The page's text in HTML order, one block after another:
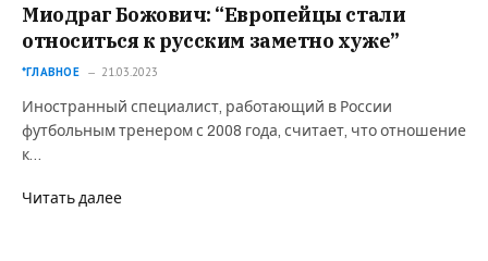
Миодраг Божович: “Европейцы стали
относиться к русским заметно хуже”
*ГЛАВНОЕ 21.03.2023
Иностранный специалист, работающий в России
футбольным тренером с 2008 года, считает, что отношение
к…
Читать далее